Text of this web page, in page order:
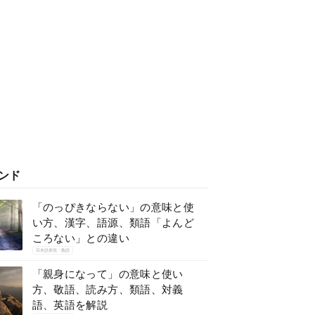
ド
「のっぴきならない」の意味と使
い方、漢字、語源、類語「よんど
ころない」との違い
日本語表現・熟語
「親身になって」の意味と使い
方、敬語、読み方、類語、対義
語、英語を解説